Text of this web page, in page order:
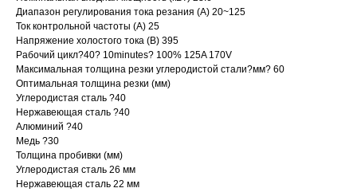
Диапазон регулирования тока резания (А) 20~125
Ток контрольной частоты (А) 25
Напряжение холостого тока (В) 395
Рабочий цикл?40? 10minutes? 100% 125A 170V
Максимальная толщина резки углеродистой стали?мм? 60
Оптимальная толщина резки (мм)
Углеродистая сталь ?40
Нержавеющая сталь ?40
Алюминий ?40
Медь ?30
Толщина пробивки (мм)
Углеродистая сталь 26 мм
Нержавеющая сталь 22 мм